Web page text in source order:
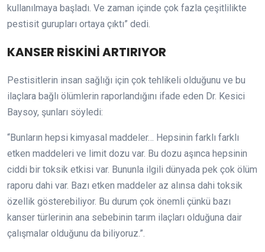
kullanılmaya başladı. Ve zaman içinde çok fazla çeşitlilikte
pestisit gurupları ortaya çıktı” dedi.
KANSER RİSKİNİ ARTIRIYOR
Pestisitlerin insan sağlığı için çok tehlikeli olduğunu ve bu
ilaçlara bağlı ölümlerin raporlandığını ifade eden Dr. Kesici
Baysoy, şunları söyledi:
“Bunların hepsi kimyasal maddeler… Hepsinin farklı farklı
etken maddeleri ve limit dozu var. Bu dozu aşınca hepsinin
ciddi bir toksik etkisi var. Bununla ilgili dünyada pek çok ölüm
raporu dahi var. Bazı etken maddeler az alınsa dahi toksik
özellik gösterebiliyor. Bu durum çok önemli çünkü bazı
kanser türlerinin ana sebebinin tarım ilaçları olduğuna dair
çalışmalar olduğunu da biliyoruz.”.